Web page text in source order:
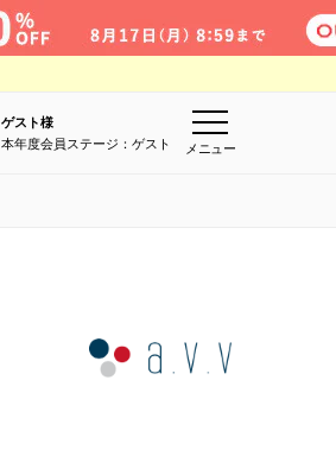
ゲスト様
本年度会員ステージ：ゲスト
メニュー